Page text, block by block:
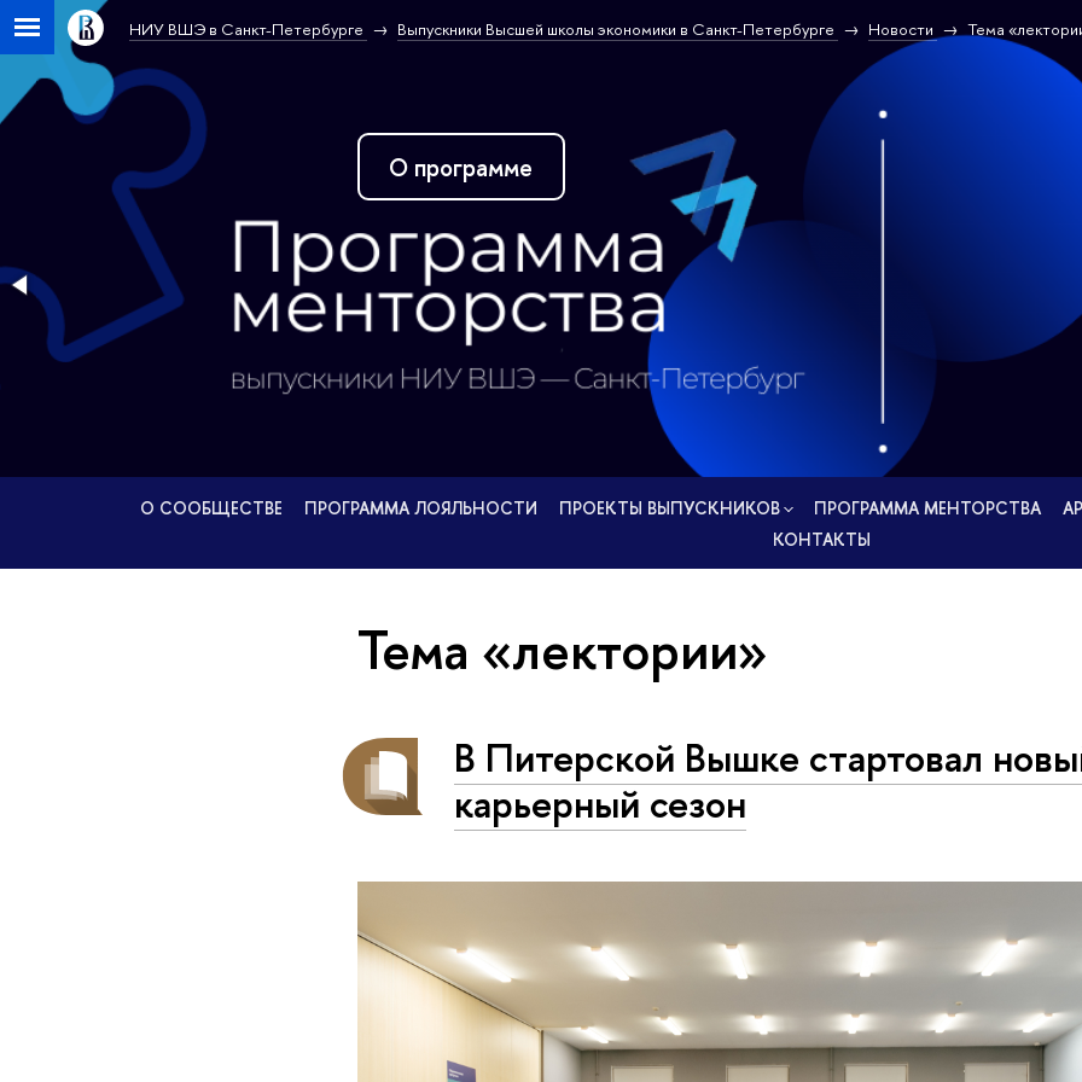
НИУ ВШЭ в Санкт-Петербурге Выпускники Высшей школы экономики в Санкт-Петербурге Новости Тема
О проекте
О СООБЩЕСТВЕ ПРОГРАММА ЛОЯЛЬНОСТИ ПРОЕКТЫ ВЫПУСКНИКОВ ПРОГРАММА МЕНТОРСТВА
КОНТАКТЫ
Тема «лектории»
В Питерской Вышке стартовал
карьерный сезон